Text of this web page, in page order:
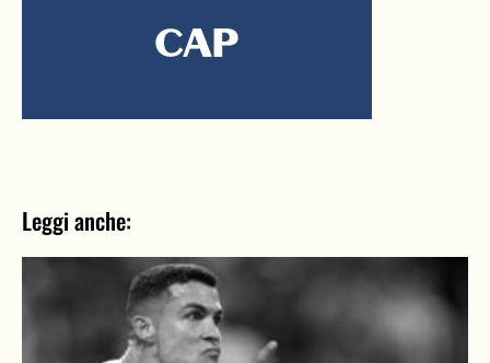
Leggi anche: